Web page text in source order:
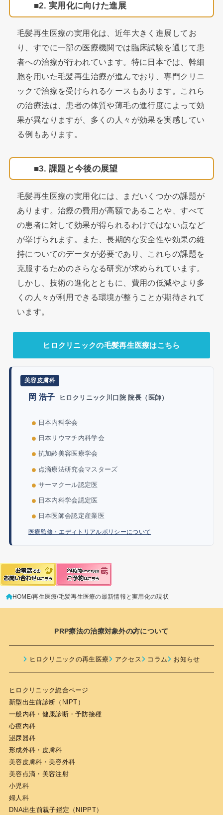
2. 実用化に向けた進展
毛髪再生医療の実用化は、近年大きく進展してお
り、すでに一部の医療機関では臨床試験を通じて患
者への治療が行われています。特に日本では、幹細
胞を用いた毛髪再生治療が進んでおり、専門クリニ
ックで治療を受けられるケースもあります。これら
の治療法は、患者の体質や薄毛の進行度によって効
果が異なりますが、多くの人々が効果を実感してい
る例もあります。
3. 課題と今後の展望
毛髪再生医療の実用化には、まだいくつかの課題が
あります。治療の費用が高額であることや、すべて
の患者に対して効果が得られるわけではない点など
が挙げられます。また、長期的な安全性や効果の維
持についてのデータが必要であり、これらの課題を
克服するためのさらなる研究が求められています。
しかし、技術の進化とともに、費用の低減やより多
くの人々が利用できる環境が整うことが期待されて
います。
ヒロクリニックの毛髪再生医療はこちら
美容皮膚科
岡 浩子 ヒロクリニック川口院 院長（医師）
日本内科学会
日本リウマチ内科学会
抗加齢美容医療学会
点滴療法研究会マスターズ
サーマクール認定医
日本内科学会認定医
日本医師会認定産業医
医療監修・エディトリアルポリシーについて
HOME 再生医療 毛髪再生医療の最新情報と実用化の現状
PRP療法の治療対象外の方について
PRP（多血小板血漿）療法は多くの人にとって安全
とされていますが、以下のような疾患をお持ちの方
HIVまたはAIDS
治療部位に皮膚がんがある場合
C型肝炎
抗凝固薬（血液をサラサラにする薬）を必要とする
心血管疾患
ヒロクリニックの再生医療 アクセス コラム お知らせ
ヒロクリニック総合ページ
新型出生前診断（NIPT）
一般内科・健康診断・予防接種
心療内科
泌尿器科
形成外科・皮膚科
美容皮膚科・美容外科
美容点滴・美容注射
小児科
婦人科
DNA出生前親子鑑定（NIPPT）